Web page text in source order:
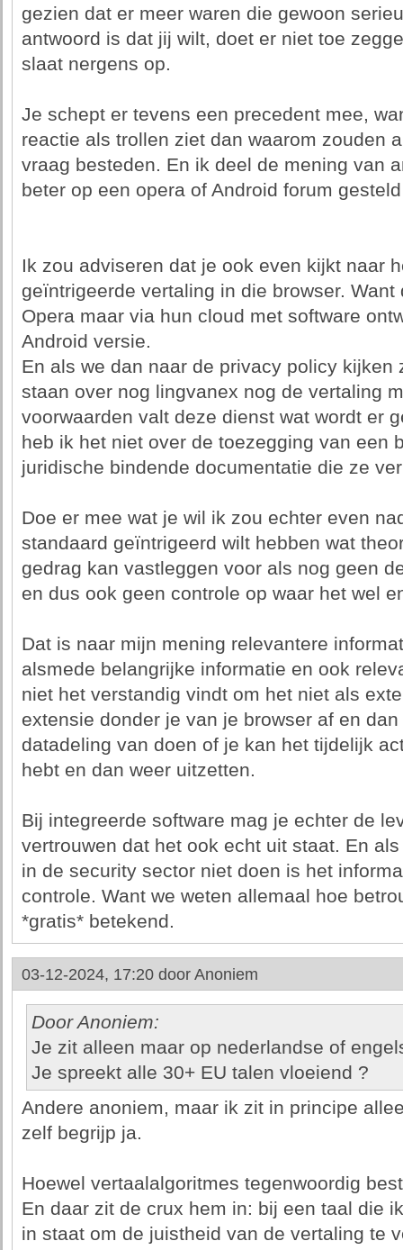
gezien dat er meer waren die gewoon
antwoord is dat jij wilt, doet er niet toe
slaat nergens op.
Je schept er tevens een precedent mee,
reactie als trollen ziet dan waarom zouden
vraag besteden. En ik deel de mening van
beter op een opera of Android forum
Ik zou adviseren dat je ook even kijkt naar
geïntrigeerde vertaling in die browser.
Opera maar via hun cloud met software
Android versie.
En als we dan naar de privacy policy kijken
staan over nog lingvanex nog de vertaling
voorwaarden valt deze dienst wat wordt er
heb ik het niet over de toezegging van een
juridische bindende documentatie die ze
Doe er mee wat je wil ik zou echter even
standaard geïntrigeerd wilt hebben wat
gedrag kan vastleggen voor als nog geen
en dus ook geen controle op waar het wel
Dat is naar mijn mening relevantere
alsmede belangrijke informatie en ook
niet het verstandig vindt om het niet als
extensie donder je van je browser af en
datadeling van doen of je kan het tijdelijk
hebt en dan weer uitzetten.
Bij integreerde software mag je echter de
vertrouwen dat het ook echt uit staat. En
in de security sector niet doen is het
controle. Want we weten allemaal hoe
*gratis* betekend.
03-12-2024, 17:20 door Anoniem
Door Anoniem:
Je zit alleen maar op nederlandse of
Je spreekt alle 30+ EU talen vloeiend ?
Andere anoniem, maar ik zit in principe
zelf begrijp ja.
Hoewel vertaalalgoritmes tegenwoordig
En daar zit de crux hem in: bij een taal die
in staat om de juistheid van de vertaling te